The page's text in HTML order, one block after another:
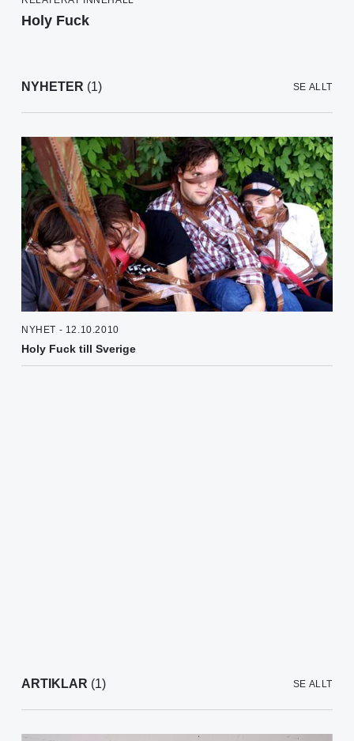
Holy Fuck
NYHETER (1) SE ALLT
NYHET - 12.10.2010
Holy Fuck till Sverige
ARTIKLAR (1) SE ALLT